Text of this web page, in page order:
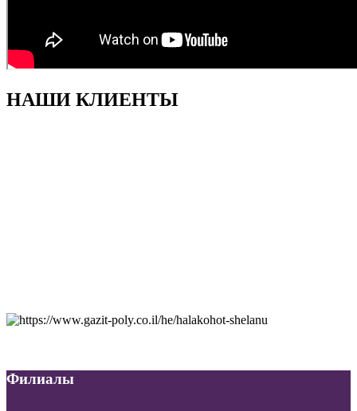
НАШИ КЛИЕНТЫ
Филиалы